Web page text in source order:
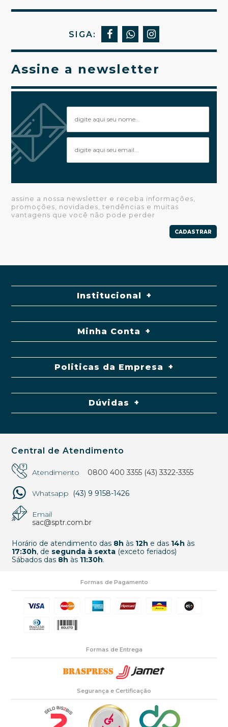
SIGA:
Assine a newsletter
assine a nossa newsletter e receba informações,
promoções, novidades, tendências e muitas
vantagens que você não pode perder
CADASTRAR
Institucional
Minha Conta
Politicas da Empresa
Dúvidas
Central de Atendimento
Atendimento 0800 400 3355 (43) 3322-3355
Whatsapp (43) 9 9158-1426
Email
sac@sptr.com.br
Horário de atendimento das 8h às 12h e das 14h às
17:30h, de segunda à sexta(exceto feriados)
Sábados das 8h às 11:30h.
Formas de Pagamento
Formas de Entrega
Segurança e Certificação